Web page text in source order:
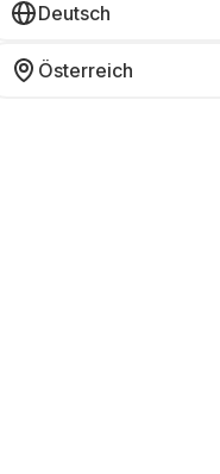
Deutsch
Österreich